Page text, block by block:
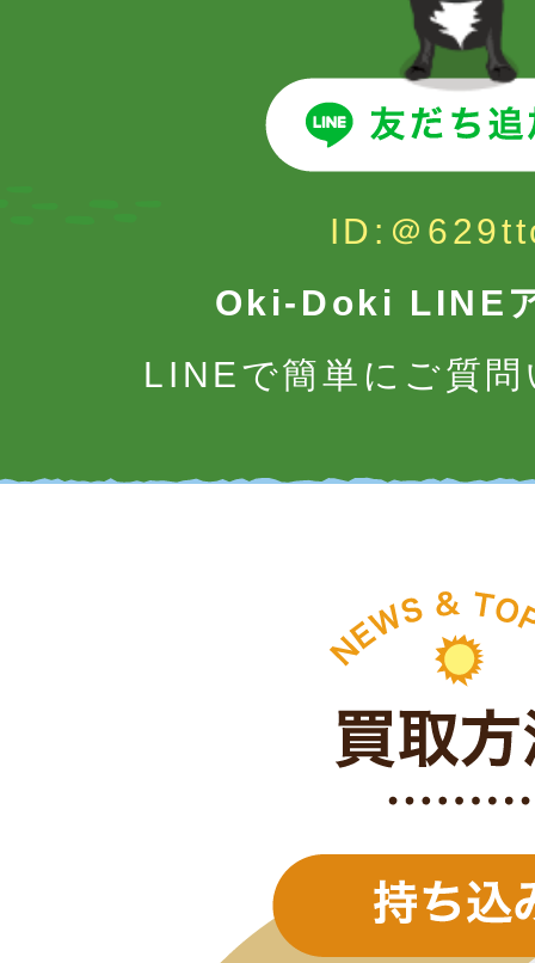
ID:＠
Oki-Doki LINE
LINEで簡単にご質